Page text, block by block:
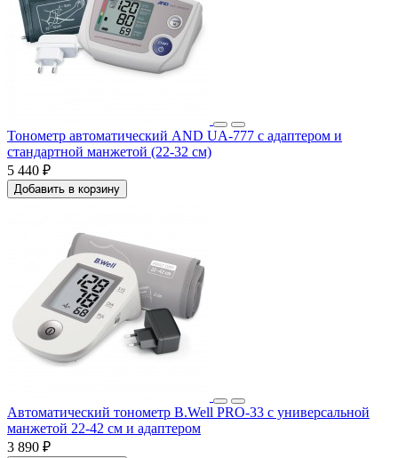
Тонометр автоматический AND UA-777 с адаптером и
стандартной манжетой (22-32 см)
5 440 ₽
Добавить в корзину
Автоматический тонометр B.Well PRO-33 c универсальной
манжетой 22-42 см и адаптером
3 890 ₽